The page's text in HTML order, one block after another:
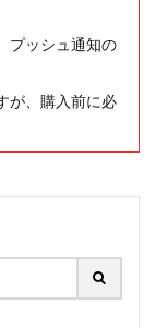
プッシュ通知の
が、購入前に必